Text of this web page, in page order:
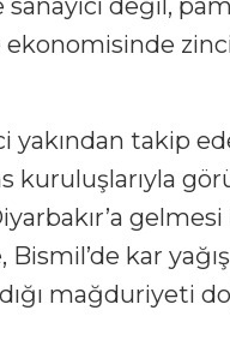
değil,
ekonomisinde
yakından takip
kuruluşlarıyla
kar
mağduriyeti